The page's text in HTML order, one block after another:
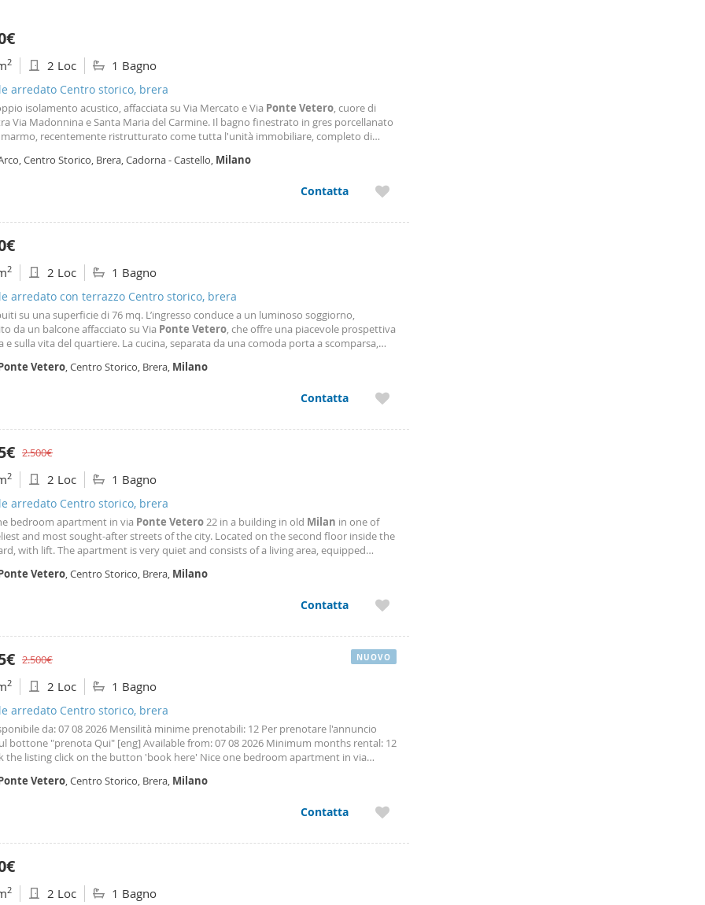
2 2 Loc 1 Bagno
arredato Centro storico, brera
isolamento acustico, affacciata su Via Mercato e Via Ponte Vetero, cuore di
Via Madonnina e Santa Maria del Carmine. Il bagno finestrato in gres porcellanato
recentemente ristrutturato come tutta l'unità immobiliare, completo di
appenderie e cassettiere è
Centro Storico, Brera, Cadorna - Castello, Milano
Contatta
2 2 Loc 1 Bagno
arredato con terrazzo Centro storico, brera
su una superficie di 76 mq. L’ingresso conduce a un luminoso soggiorno,
da un balcone affacciato su Via Ponte Vetero, che offre una piacevole prospettiva
e sulla vita del quartiere. La cucina, separata da una comoda porta a scomparsa,
La zona notte, riservata e silenziosa
Vetero, Centro Storico, Brera, Milano
Contatta
2.500€
2 2 Loc 1 Bagno
arredato Centro storico, brera
bedroom apartment in via Ponte Vetero22 in a building in old Milan in one of
and most sought-after streets of the city. Located on the second floor inside the
with lift. The apartment is very quiet and consists of a living area, equipped
washing machine and dishwasher.
Vetero, Centro Storico, Brera, Milano
Contatta
2.500€
2 2 Loc 1 Bagno
arredato Centro storico, brera
da: 07 08 2026 Mensilità minime prenotabili: 12 Per prenotare l'annuncio
bottone "prenota Qui" [eng] Available from: 07 08 2026 Minimum months rental: 12
the listing click on the button 'book here' Nice one bedroom apartment in via
of the city. Located on the
Vetero, Centro Storico, Brera, Milano
Contatta
NUOVO
2 2 Loc 1 Bagno